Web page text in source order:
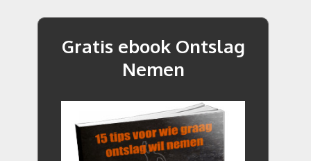
Gratis ebook Ontslag
Nemen